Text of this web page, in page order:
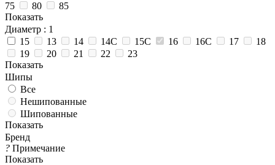
75
80
85
Показать
Диаметр : 1
15
13 14 14C 15C 16 16C 17
18
19
20 21 22
23
Показать
Шипы
Все
Нешипованные
Шипованные
Показать
Бренд
? Примечание
Показать